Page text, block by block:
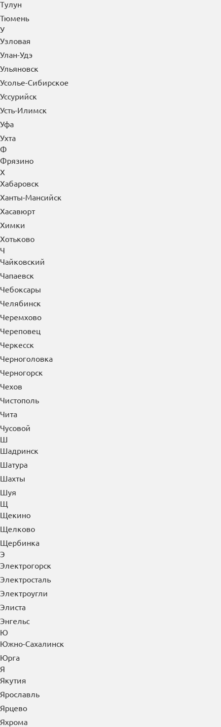
Тулун
Тюмень
У
Узловая
Улан-Удэ
Ульяновск
Усолье-Сибирское
Уссурийск
Усть-Илимск
Уфа
Ухта
Ф
Фрязино
Х
Хабаровск
Ханты-Мансийск
Хасавюрт
Химки
Хотьково
Ч
Чайковский
Чапаевск
Чебоксары
Челябинск
Черемхово
Череповец
Черкесск
Черноголовка
Черногорск
Чехов
Чистополь
Чита
Чусовой
Ш
Шадринск
Шатура
Шахты
Шуя
Щ
Щекино
Щелково
Щербинка
Э
Электрогорск
Электросталь
Электроугли
Элиста
Энгельс
Ю
Южно-Сахалинск
Юрга
Я
Якутия
Ярославль
Ярцево
Яхрома